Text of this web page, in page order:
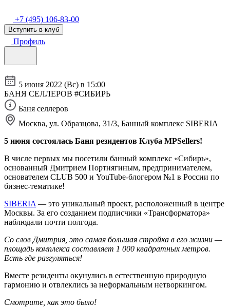
+7 (495) 106-83-00
Вступить в клуб
Профиль
5 июня 2022 (Вс) в 15:00
БАНЯ СЕЛЛЕРОВ #СИБИРЬ
Баня селлеров
Москва, ул. Образцова, 31/3, Банный комплекс SIBERIA
5 июня состоялась Баня резидентов Клуба MPSellers!
В числе первых мы посетили банный комплекс «Сибирь»,
основанный Дмитрием Портнягиным, предпринимателем,
основателем CLUB 500 и YouTube-блогером №1 в России по
бизнес-тематике!
SIBERIA — это уникальный проект, расположенный в центре
Москвы. За его созданием подписчики «Трансформатора»
наблюдали почти полгода.
Со слов Дмитрия, это самая большая стройка в его жизни —
площадь комплекса составляет 1 000 квадратных метров.
Есть где разгуляться!
Вместе резиденты окунулись в естественную природную
гармонию и отвлеклись за неформальным нетворкингом.
Смотрите, как это было!